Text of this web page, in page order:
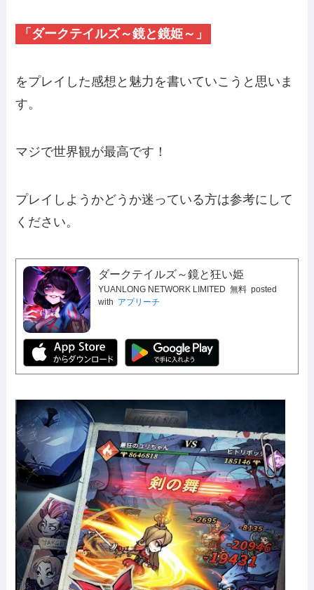
「ダークテイルズ～鏡と鏡姫～」
をプレイした感想と魅力を書いていこうと思いま
す。
マジで世界観が最高です！
プレイしようかどうか迷っている方は参考にして
ください。
ダークテイルズ～鏡と狂い姫
YUANLONG NETWORK LIMITED 無料 posted
with アプリーチ